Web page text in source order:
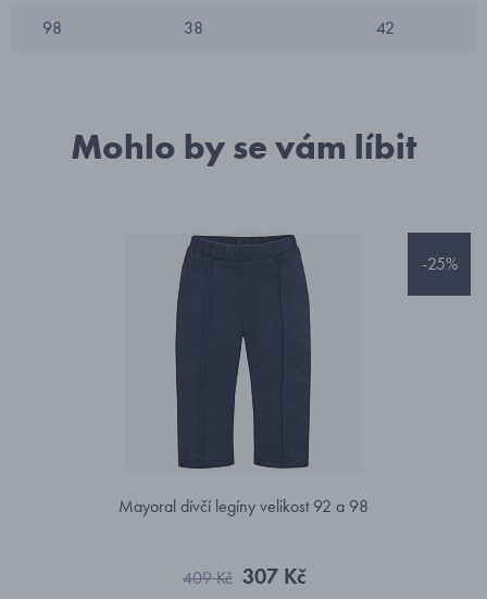
98 38 42
Mohlo by se vám líbit
-25%
Mayoral dívčí legíny velikost 92 a 98
409 Kč 307 Kč